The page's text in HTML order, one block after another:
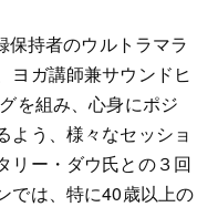
持者のウルトラマラ
ヨガ講師兼サウンドヒ
を組み、心身にポジ
よう、様々なセッショ
リー・ダウ氏との３回
では、特に40歳以上の